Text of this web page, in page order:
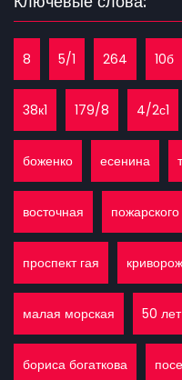
8 5/1 264 10б
38к1 179/8 4/2с1
боженко есенина
восточная пожарского
проспект гая
малая морская 50
бориса богаткова